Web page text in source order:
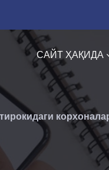
САЙТ ҲАҚИДА